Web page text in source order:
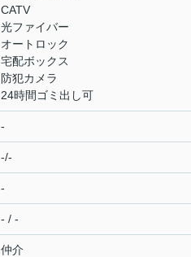
CATV
光ファイバー
オートロック
宅配ボックス
防犯カメラ
24時間ゴミ出し可
-
-/-
-
- / -
仲介